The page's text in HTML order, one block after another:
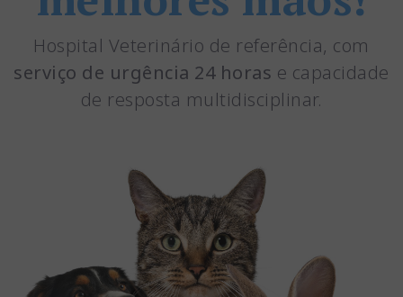
Hospital Veterinário de referência, com
serviço de urgência 24 horas e capacidade
de resposta multidisciplinar.